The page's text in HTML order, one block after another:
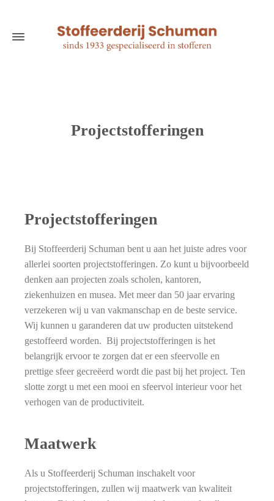
Projectstofferingen
Projectstofferingen
Bij Stoffeerderij Schuman bent u aan het juiste adres voor
allerlei soorten projectstofferingen. Zo kunt u bijvoorbeeld
denken aan projecten zoals scholen, kantoren,
ziekenhuizen en musea. Met meer dan 50 jaar ervaring
verzekeren wij u van vakmanschap en de beste service.
Wij kunnen u garanderen dat uw producten uitstekend
gestoffeerd worden. Bij projectstofferingen is het
belangrijk ervoor te zorgen dat er een sfeervolle en
prettige sfeer gecreëerd wordt die past bij het project. Ten
slotte zorgt u met een mooi en sfeervol interieur voor het
verhogen van de productiviteit.
Maatwerk
Als u Stoffeerderij Schuman inschakelt voor
projectstofferingen, zullen wij maatwerk van kwaliteit